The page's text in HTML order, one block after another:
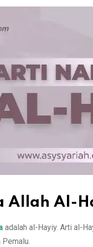
Allah Al-
adalah al-Hayiy. Arti al-
Pemalu.